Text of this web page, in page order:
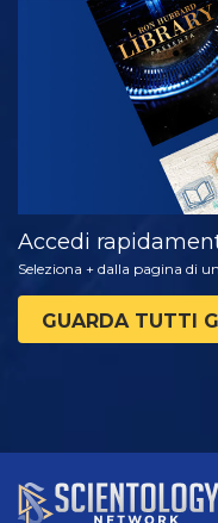
GUARDA
Accedi
Seleziona + dalla pagina di
GUARDA TUTTI